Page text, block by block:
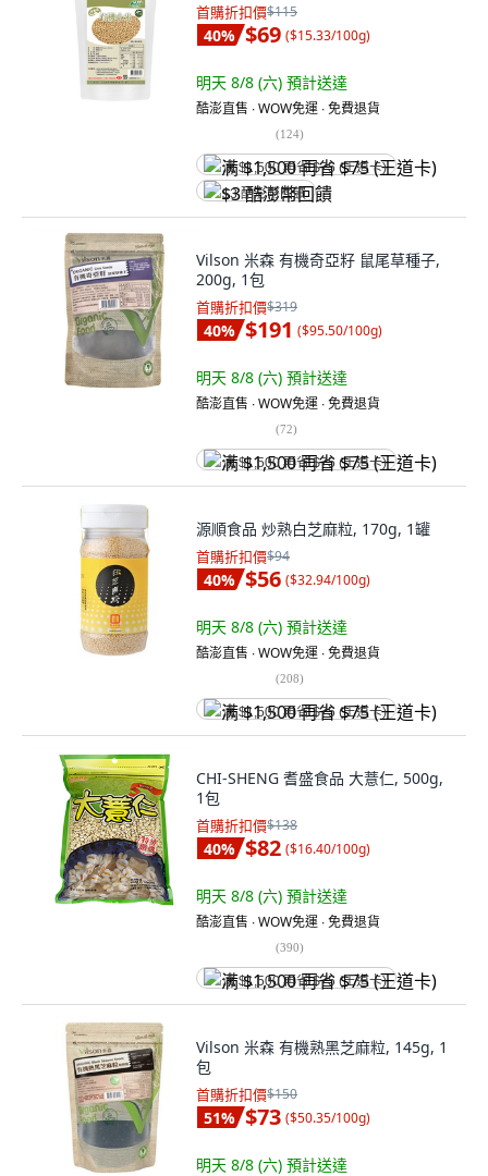
首購折扣價$115
40% $69 ($15.33/100g)
明天 8/8 (六) 預計送達
酷澎直售 ∙ WOW免運 ∙ 免費退貨
(124)
满 $1,500 再省 $75 (王道卡)
$3 酷澎幣回饋
Vilson 米森 有機奇亞籽 鼠尾草種子,
200g, 1包
首購折扣價$319
40% $191 ($95.50/100g)
明天 8/8 (六) 預計送達
酷澎直售 ∙ WOW免運 ∙ 免費退貨
(72)
满 $1,500 再省 $75 (王道卡)
源順食品 炒熟白芝麻粒, 170g, 1罐
首購折扣價$94
40% $56 ($32.94/100g)
明天 8/8 (六) 預計送達
酷澎直售 ∙ WOW免運 ∙ 免費退貨
(208)
满 $1,500 再省 $75 (王道卡)
CHI-SHENG 耆盛食品 大薏仁, 500g,
1包
首購折扣價$138
40% $82 ($16.40/100g)
明天 8/8 (六) 預計送達
酷澎直售 ∙ WOW免運 ∙ 免費退貨
(390)
满 $1,500 再省 $75 (王道卡)
Vilson 米森 有機熟黑芝麻粒, 145g, 1
包
首購折扣價$150
51% $73 ($50.35/100g)
明天 8/8 (六) 預計送達